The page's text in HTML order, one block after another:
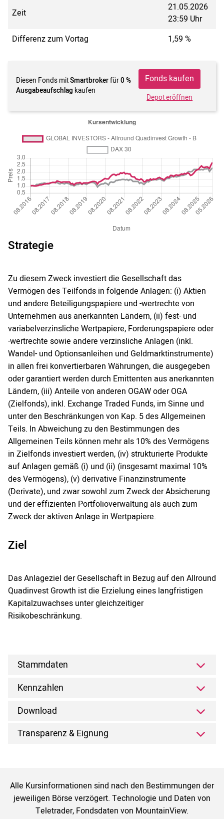
Zeit
21.05.2026
23:59 Uhr
Differenz zum Vortag
1,59 %
Diesen Fonds mitSmartbrokerfür0 %
Ausgabeaufschlag kaufen
Fonds kaufen
Depot eröffnen
Strategie
Zu diesem Zweck investiert die Gesellschaft das
Vermögen des Teilfonds in folgende Anlagen: (i) Aktien
und andere Beteiligungspapiere und -wertrechte von
Unternehmen aus anerkannten Ländern, (ii) fest- und
variabelverzinsliche Wertpapiere, Forderungspapiere oder
-wertrechte sowie andere verzinsliche Anlagen (inkl.
Wandel- und Optionsanleihen und Geldmarktinstrumente)
in allen frei konvertierbaren Währungen, die ausgegeben
oder garantiert werden durch Emittenten aus anerkannten
Ländern, (iii) Anteile von anderen OGAW oder OGA
(Zielfonds), inkl. Exchange Traded Funds, im Sinne und
unter den Beschränkungen von Kap. 5 des Allgemeinen
Teils. In Abweichung zu den Bestimmungen des
Allgemeinen Teils können mehr als 10% des Vermögens
in Zielfonds investiert werden, (iv) strukturierte Produkte
auf Anlagen gemäß (i) und (ii) (insgesamt maximal 10%
des Vermögens), (v) derivative Finanzinstrumente
(Derivate), und zwar sowohl zum Zweck der Absicherung
und der effizienten Portfolioverwaltung als auch zum
Zweck der aktiven Anlage in Wertpapiere.
Ziel
Das Anlageziel der Gesellschaft in Bezug auf den Allround
Quadinvest Growth ist die Erzielung eines langfristigen
Kapitalzuwachses unter gleichzeitiger
Risikobeschränkung.
Stammdaten
Kennzahlen
Download
Transparenz & Eignung
Alle Kursinformationen sind nach den Bestimmungen der
jeweiligen Börse verzögert. Technologie und Daten von
Teletrader, Fondsdaten von MountainView.